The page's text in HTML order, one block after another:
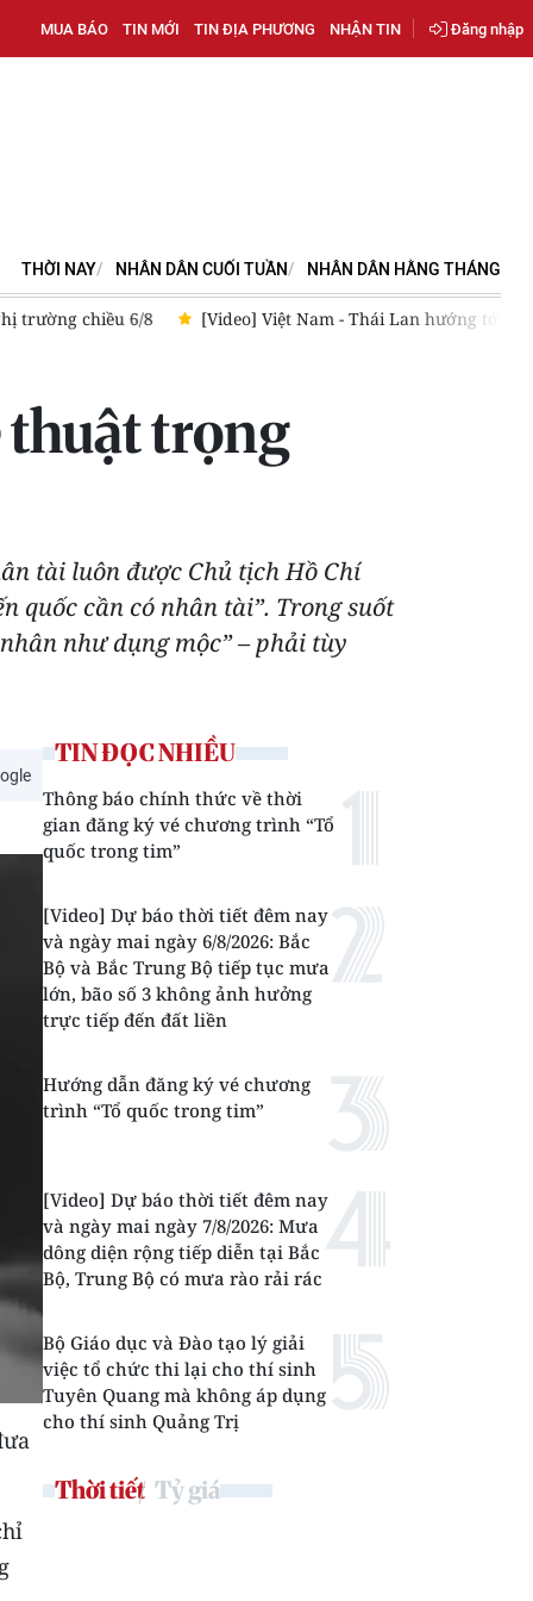
MUA BÁO TIN MỚI TIN ĐỊA PHƯƠNG NHẬN TIN Đăng nhập
THỜI NAY NHÂN DÂN CUỐI TUẦN NHÂN DÂN HẰNG THÁNG
kim ngạch thương mại đạt 50 tỷ USD [Video] Tập trung
thuật trọng
tài luôn được Chủ tịch Hồ Chí
quốc cần có nhân tài”. Trong suốt
như dụng mộc” – phải tùy
TIN ĐỌC NHIỀU
Thông báo chính thức về thời
gian đăng ký vé chương trình “Tổ
quốc trong tim”
[Video] Dự báo thời tiết đêm nay
và ngày mai ngày 6/8/2026: Bắc
Bộ và Bắc Trung Bộ tiếp tục mưa
lớn, bão số 3 không ảnh hưởng
trực tiếp đến đất liền
Hướng dẫn đăng ký vé chương
trình “Tổ quốc trong tim”
[Video] Dự báo thời tiết đêm nay
và ngày mai ngày 7/8/2026: Mưa
dông diện rộng tiếp diễn tại Bắc
Bộ, Trung Bộ có mưa rào rải rác
Bộ Giáo dục và Đào tạo lý giải
việc tổ chức thi lại cho thí sinh
Tuyên Quang mà không áp dụng
cho thí sinh Quảng Trị
Thời tiết Tỷ giá